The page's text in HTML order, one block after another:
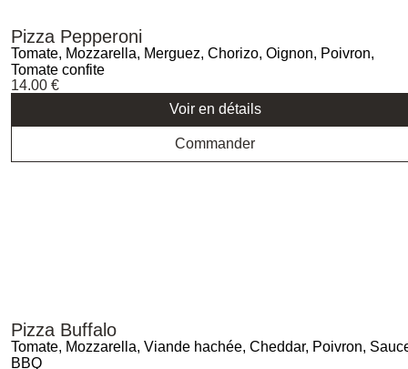
Pizza Pepperoni
Tomate, Mozzarella, Merguez, Chorizo, Oignon, Poivron,
Tomate confite
14.00 €
Voir en détails
Commander
Pizza Buffalo
Tomate, Mozzarella, Viande hachée, Cheddar, Poivron,
BBQ